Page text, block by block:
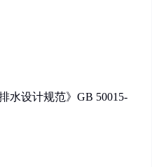
水设计规范》GB 50015-